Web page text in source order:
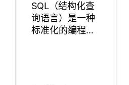
SQL（结构化查
询语言）是一种
标准化的编程语